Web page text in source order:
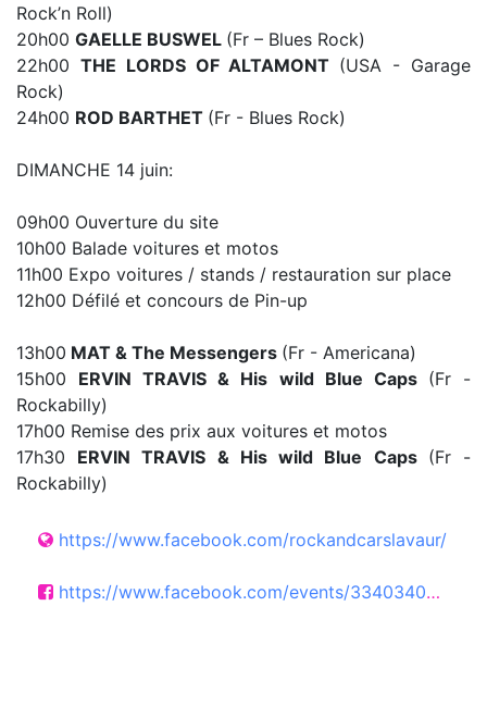
Rock’n Roll)
20h00 GAELLE BUSWEL (Fr – Blues Rock)
22h00 THE LORDS OF ALTAMONT (USA - Garage
Rock)
24h00 ROD BARTHET (Fr - Blues Rock)
DIMANCHE 14 juin:
09h00 Ouverture du site
10h00 Balade voitures et motos
11h00 Expo voitures / stands / restauration sur place
12h00 Défilé et concours de Pin-up
13h00 MAT & The Messengers (Fr - Americana)
15h00 ERVIN TRAVIS & His wild Blue Caps (Fr -
Rockabilly)
17h00 Remise des prix aux voitures et motos
17h30 ERVIN TRAVIS & His wild Blue Caps (Fr -
Rockabilly)
https://www.facebook.com/rockandcarslavaur/
https://www.facebook.com/events/3340340336120125/?active_tab=discussion